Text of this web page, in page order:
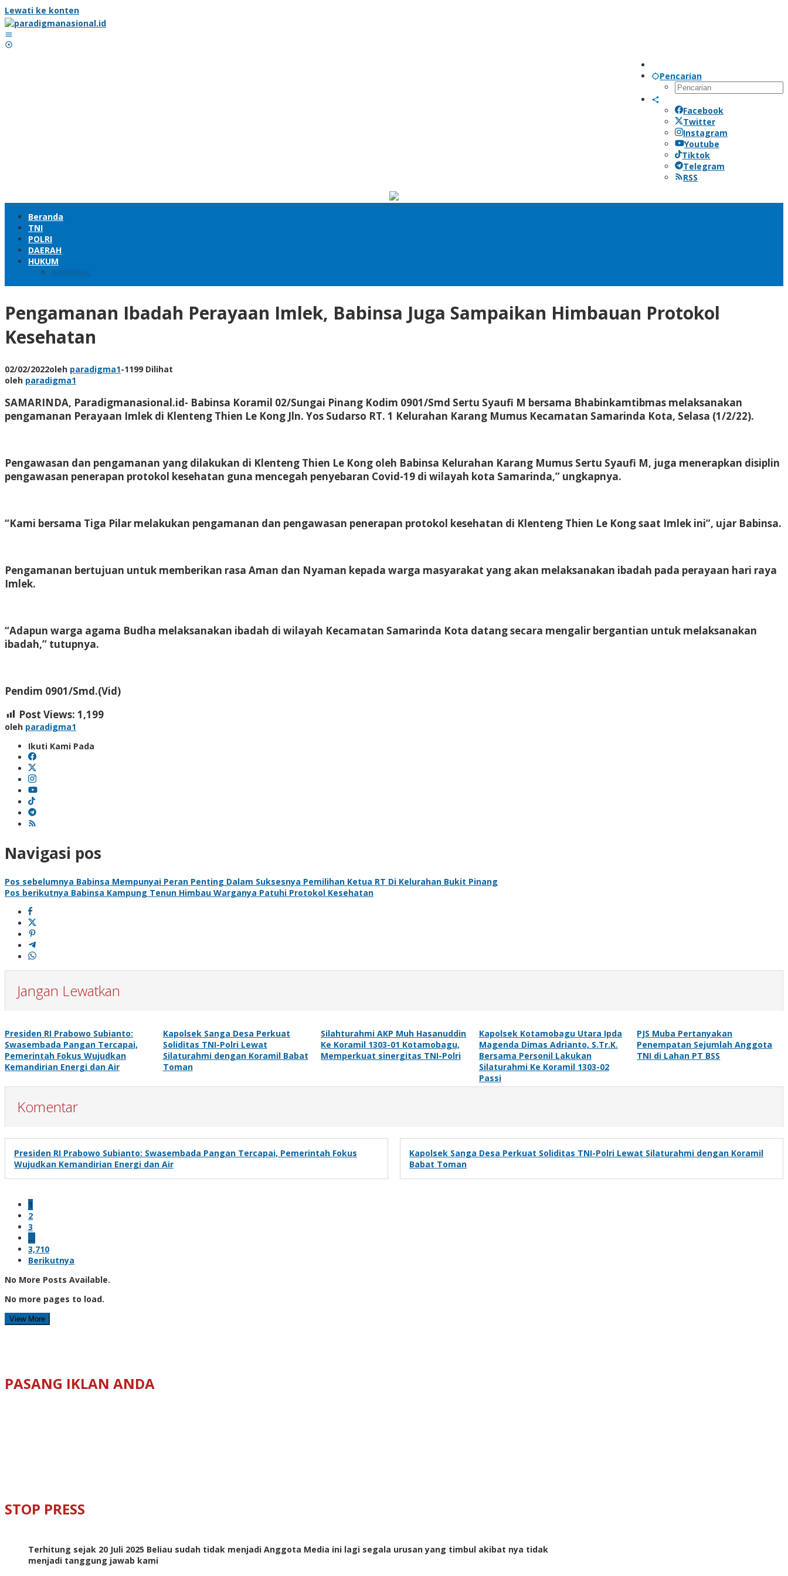
Lewati ke konten
Pencarian
Facebook
Twitter
Instagram
Youtube
Tiktok
Telegram
RSS
Beranda
TNI
POLRI
DAERAH
HUKUM
KRIMINAL
Pengamanan Ibadah Perayaan Imlek, Babinsa Juga Sampaikan Himbauan Protokol
Kesehatan
02/02/2022oleh paradigma1-1199 Dilihat
oleh paradigma1
SAMARINDA, Paradigmanasional.id- Babinsa Koramil 02/Sungai Pinang Kodim 0901/Smd Sertu Syaufi M bersama Bhabinkamtibmas melaksanakan
pengamanan Perayaan Imlek di Klenteng Thien Le Kong Jln. Yos Sudarso RT. 1 Kelurahan Karang Mumus Kecamatan Samarinda Kota, Selasa (1/2/22).
Pengawasan dan pengamanan yang dilakukan di Klenteng Thien Le Kong oleh Babinsa Kelurahan Karang Mumus Sertu Syaufi M, juga menerapkan disiplin
pengawasan penerapan protokol kesehatan guna mencegah penyebaran Covid-19 di wilayah kota Samarinda,” ungkapnya.
“Kami bersama Tiga Pilar melakukan pengamanan dan pengawasan penerapan protokol kesehatan di Klenteng Thien Le Kong saat Imlek ini”, ujar Babinsa.
Pengamanan bertujuan untuk memberikan rasa Aman dan Nyaman kepada warga masyarakat yang akan melaksanakan ibadah pada perayaan hari raya
Imlek.
“Adapun warga agama Budha melaksanakan ibadah di wilayah Kecamatan Samarinda Kota datang secara mengalir bergantian untuk melaksanakan
ibadah,” tutupnya.
Pendim 0901/Smd.(Vid)
Post Views: 1,199
oleh paradigma1
Ikuti Kami Pada
Navigasi pos
Pos sebelumnya Babinsa Mempunyai Peran Penting Dalam Suksesnya Pemilihan Ketua RT Di Kelurahan Bukit Pinang
Pos berikutnya Babinsa Kampung Tenun Himbau Warganya Patuhi Protokol Kesehatan
Jangan Lewatkan
Presiden RI Prabowo Subianto:
Swasembada Pangan Tercapai,
Pemerintah Fokus Wujudkan
Kemandirian Energi dan Air
Kapolsek Sanga Desa Perkuat
Soliditas TNI-Polri Lewat
Silaturahmi dengan Koramil Babat
Toman
Silahturahmi AKP Muh Hasanuddin
Ke Koramil 1303-01 Kotamobagu,
Memperkuat sinergitas TNI-Polri
Kapolsek Kotamobagu Utara Ipda
Magenda Dimas Adrianto, S.Tr.K.
Bersama Personil Lakukan
Silaturahmi Ke Koramil 1303-02
Passi
PJS Muba Pertanyakan
Penempatan Sejumlah Anggota
TNI di Lahan PT BSS
Komentar
Presiden RI Prabowo Subianto: Swasembada Pangan Tercapai, Pemerintah Fokus
Wujudkan Kemandirian Energi dan Air
Kapolsek Sanga Desa Perkuat Soliditas TNI-Polri Lewat Silaturahmi dengan Koramil
Babat Toman
1
2
3
…
3,710
Berikutnya
No More Posts Available.
No more pages to load.
View More
PASANG IKLAN ANDA
STOP PRESS
Terhitung sejak 20 Juli 2025 Beliau sudah tidak menjadi Anggota Media ini lagi segala urusan yang timbul akibat nya tidak
menjadi tanggung jawab kami